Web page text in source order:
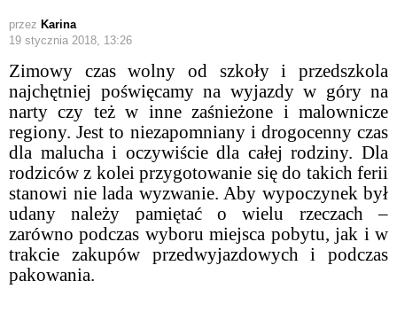
przez Karina
19 stycznia 2018, 13:26
Zimowy czas wolny od szkoły i przedszkola
najchętniej poświęcamy na wyjazdy w góry na
narty czy też w inne zaśnieżone i malownicze
regiony. Jest to niezapomniany i drogocenny czas
dla malucha i oczywiście dla całej rodziny. Dla
rodziców z kolei przygotowanie się do takich ferii
stanowi nie lada wyzwanie. Aby wypoczynek był
udany należy pamiętać o wielu rzeczach –
zarówno podczas wyboru miejsca pobytu, jak i w
trakcie zakupów przedwyjazdowych i podczas
pakowania.